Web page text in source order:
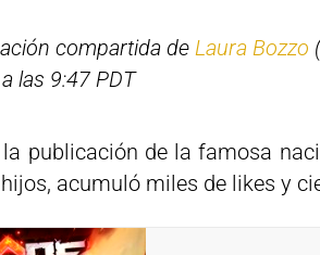
compartida de Laura Bozzo
las 9:47 PDT
la publicación de la famosa
acumuló miles de likes y